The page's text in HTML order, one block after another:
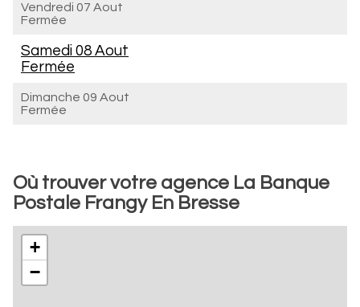
Vendredi 07 Aout
Fermée
Samedi 08 Aout
Fermée
Dimanche 09 Aout
Fermée
Où trouver votre agence La Banque
Postale Frangy En Bresse
+
−